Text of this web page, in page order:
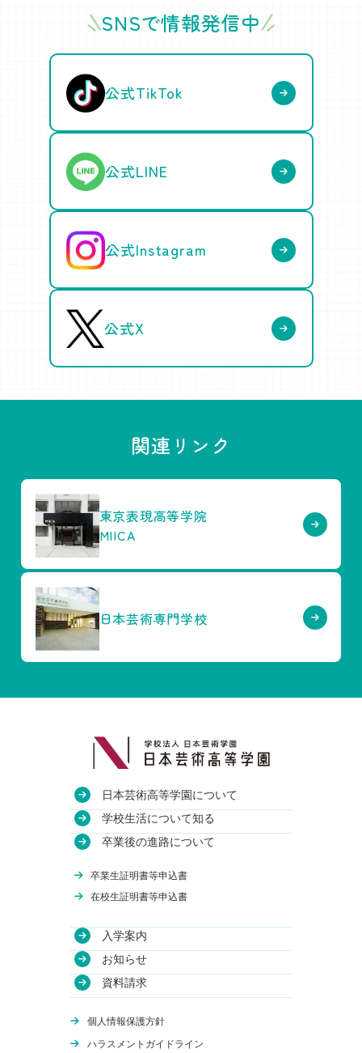
SNSで情報発信中
公式TikTok
公式LINE
公式Instagram
公式X
関連リンク
東京表現高等学院
MIICA
日本芸術専門学校
日本芸術高等学園について
教育方針
沿革
関連校
学校生活について知る
授業・校舎について
年間行事について
卒業後の進路について
卒業生証明書等申込書
在校生証明書等申込書
入学案内
学費について
WEB出願
体験授業
オンライン学校説明会
編入学について
お知らせ
資料請求
個人情報保護方針
ハラスメントガイドライン